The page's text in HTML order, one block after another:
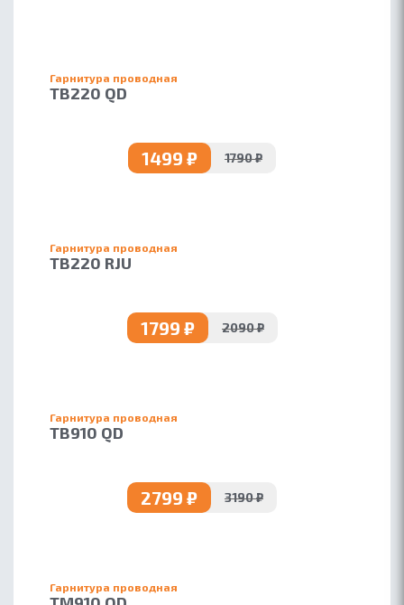
Гарнитура проводная
TB220 QD
1499 ₽ 1790 ₽
Гарнитура проводная
TB220 RJU
1799 ₽ 2090 ₽
Гарнитура проводная
TB910 QD
2799 ₽ 3190 ₽
Гарнитура проводная